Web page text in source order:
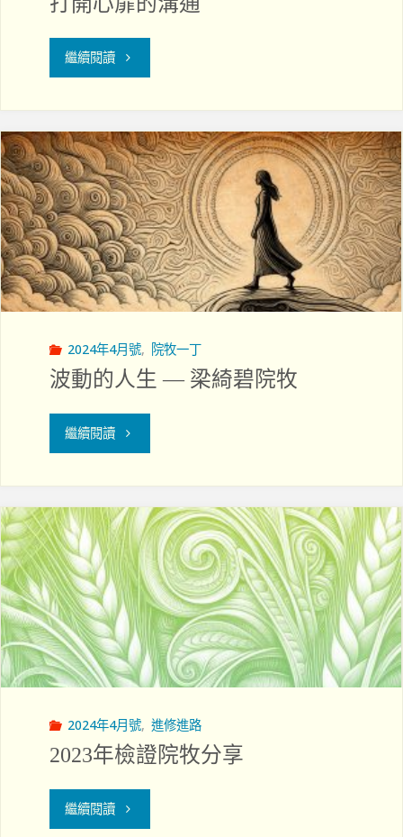
繼續閱讀"打
心
扉
的
溝
通"
2024年4月號, 院牧一丁
波動的人生 — 梁綺碧院牧
繼續閱讀"波
的
人
生
—
梁
碧
牧"
2024年4月號, 進修進路
2023年檢證院牧分享
繼續閱讀"2023